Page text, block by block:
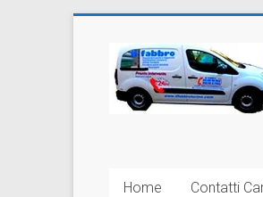
contenutoCambio
Serratura
Home Contatti